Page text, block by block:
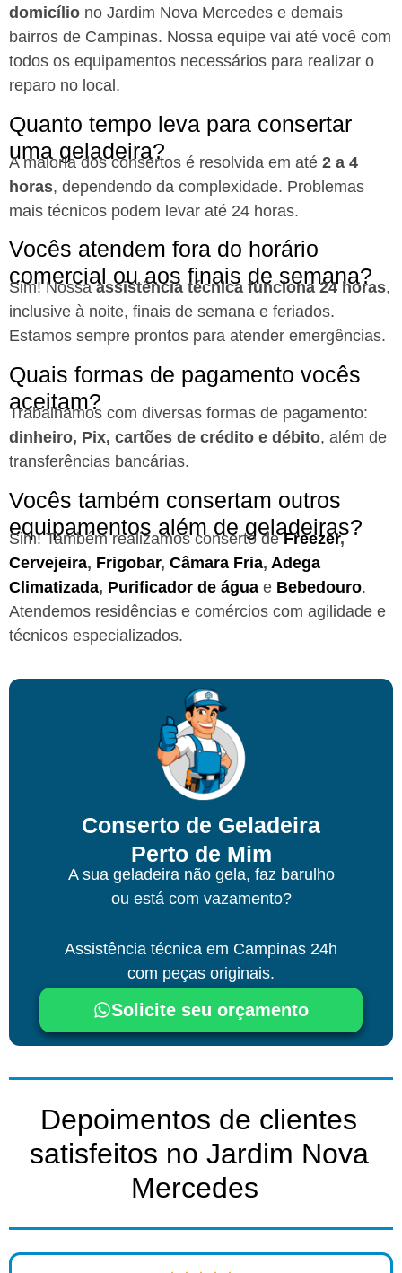
domicílio no Jardim Nova Mercedes e demais
bairros de Campinas. Nossa equipe vai até você com
todos os equipamentos necessários para realizar o
reparo no local.
Quanto tempo leva para consertar
uma geladeira?
A maioria dos consertos é resolvida em até 2 a 4
horas, dependendo da complexidade. Problemas
mais técnicos podem levar até 24 horas.
Vocês atendem fora do horário
comercial ou aos finais de semana?
Sim! Nossaassistência técnica funciona 24 horas,
inclusive à noite, finais de semana e feriados.
Estamos sempre prontos para atender emergências.
Quais formas de pagamento vocês
aceitam?
Trabalhamos com diversas formas de pagamento:
dinheiro, Pix, cartões de crédito e débito, além de
transferências bancárias.
Vocês também consertam outros
equipamentos além de geladeiras?
Sim! Também realizamos conserto deFreezer,
Cervejeira, Frigobar, Câmara Fria, Adega
Climatizada, Purificador de água e Bebedouro.
Atendemos residências e comércios com agilidade e
técnicos especializados.
Conserto de Geladeira
Perto de Mim
A sua geladeira não gela, faz barulho
ou está com vazamento?
Assistência técnica em Campinas 24h
com peças originais.
Solicite seu orçamento
Depoimentos de clientes
satisfeitos no Jardim Nova
Mercedes ​